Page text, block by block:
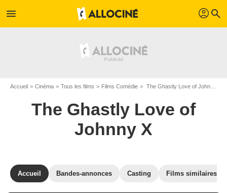
menu profil search
Accueil Cinéma Tous les films Films Comédie The Ghastly Love of Johnny X de Paul Bunnell
The Ghastly Love of
Johnny X
Accueil Bandes-annonces Casting Films similaires